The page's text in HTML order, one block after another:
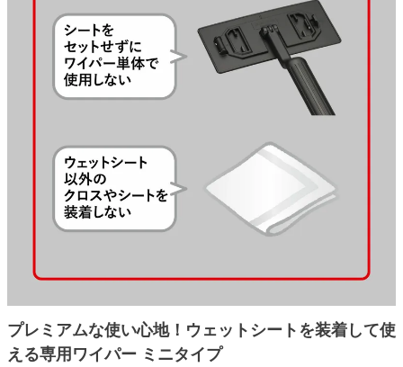
プレミアムな使い心地！ウェットシートを装着して使
える専用ワイパー ミニタイプ